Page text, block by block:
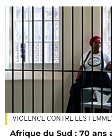
VIOLENCE CONTRE LES
Afrique du Sud : 70 ans